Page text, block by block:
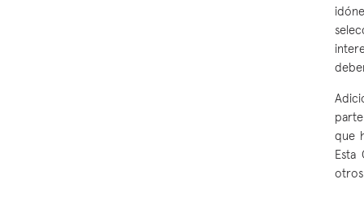
que
Esta
otros